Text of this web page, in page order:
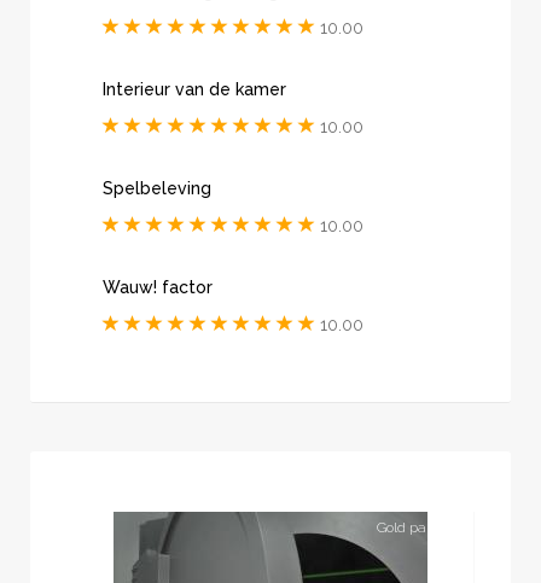
10.00
Interieur van de kamer
10.00
Spelbeleving
10.00
Wauw! factor
10.00
Gold partner